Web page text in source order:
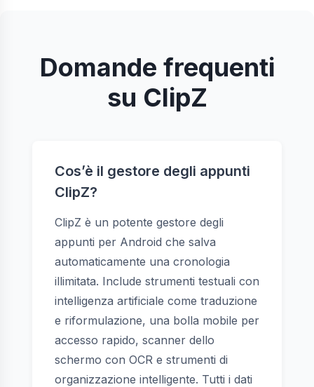
Domande frequenti
su ClipZ
Cos’è il gestore degli appunti
ClipZ?
ClipZ è un potente gestore degli
appunti per Android che salva
automaticamente una cronologia
illimitata. Include strumenti testuali con
intelligenza artificiale come traduzione
e riformulazione, una bolla mobile per
accesso rapido, scanner dello
schermo con OCR e strumenti di
organizzazione intelligente. Tutti i dati